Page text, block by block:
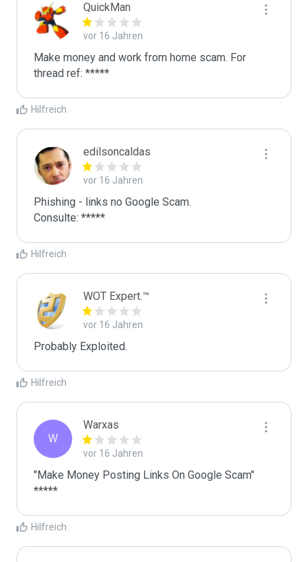
QuickMan
vor 16 Jahren
Make money and work from home scam. For
thread ref: *****
Hilfreich
edilsoncaldas
vor 16 Jahren
Phishing - links no Google Scam.
Consulte: *****
Hilfreich
WOT Expert.™
vor 16 Jahren
Probably Exploited.
Hilfreich
W
Warxas
vor 16 Jahren
"Make Money Posting Links On Google Scam"
*****
Hilfreich